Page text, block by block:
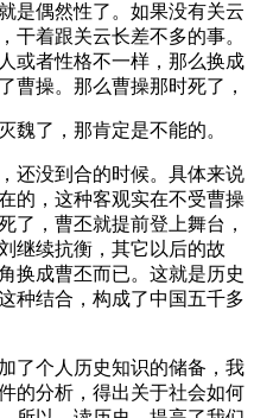
是偶然性了。如果没有关云
干着跟关云长差不多的事。
或者性格不一样，那么换成
曹操。那么曹操那时死了，
魏了，那肯定是不能的。
还没到合的时候。具体来说
的，这种客观实在不受曹操
了，曹丕就提前登上舞台，
继续抗衡，其它以后的故
换成曹丕而已。这就是历史
种结合，构成了中国五千多
了个人历史知识的储备，我
的分析，得出关于社会如何